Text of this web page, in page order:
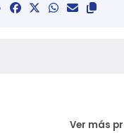
Ver más